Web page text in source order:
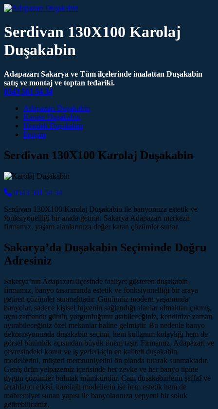
Serdivan 130X100 Karolaj
Duşakabin
Adapazarı Sakarya ve Tüm ilçelerinde imalattan Duşakabin
satış ve montaj ve toptan tedariki.
0543 501 54 34
Main Navigation
Adapazarı Duşakabin
Karasu Duşakabin
Hendek Duşakabin
İletişim
Serdivan 130X100 Karolaj Duşakabin
0543 501 54 34
Serdivan 130X100 Karolaj Duşakabin ile banyonuza estetik ve
fonksiyonelliği bir arada getirin. Sakarya Adapazarı merkezli
firmamız, yaşam alanlarınıza değer katan çözümler sunar.
Sakarya’da Duşakabin Seçiminde Doğru
Adresiniz
Sakarya’nın Adapazarı ilçesinde faaliyet gösteren duşakabin
firmamız, banyo tasarımında estetik ve fonksiyonelliği bir araya
getiren çözümler sunmaktadır. Günümüz modern yaşamında
banyolar, sadece kişisel hijyenin sağlandığı alanlar olmaktan çıkmış,
aynı zamanda günün yorgunluğunu atabileceğiniz, kendinize zaman
ayırabileceğiniz özel mekanlar haline gelmiştir. Bu nedenle banyo
dekorasyonunda duşakabin seçimi, hem kullanım kolaylığı hem de
görsel bütünlük açısından büyük önem taşır. Firmamız, Adapazarı ve
çevresindeki konut ve iş yerleri için en kaliteli duşakabin
modellerini, müşteri memnuniyetini ön planda tutarak sunmaktadır.
Geniş ürün yelpazemiz içerisinde her zevke ve her banyo tipine
uygun çözümler bulmak mümkündür. Cam duşakabinlerin şeffaf ve
ferahlatıcı etkisi, karolajlı modellerin ise hem estetik hem de
mahremiyet sunan yapısı ile banyolarınıza yepyeni bir soluk
getirebilirsiniz.